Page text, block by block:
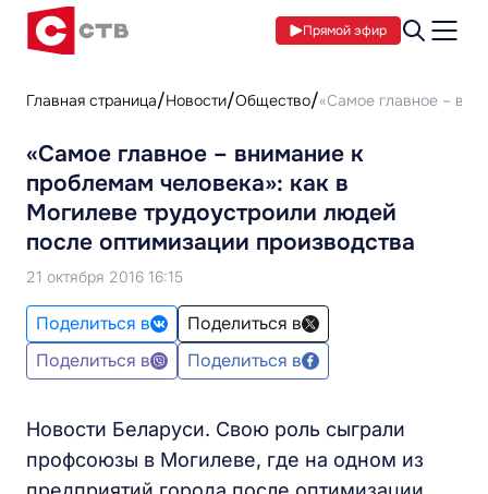
Прямой эфир
Главная страница Новости Общество «Самое главное –
«Самое главное – внимание к
проблемам человека»: как в
Могилеве трудоустроили людей
после оптимизации производства
21 октября 2016 16:15
Поделиться в
Поделиться в
Поделиться в
Поделиться в
Новости Беларуси. Свою роль сыграли
профсоюзы в Могилеве, где на одном из